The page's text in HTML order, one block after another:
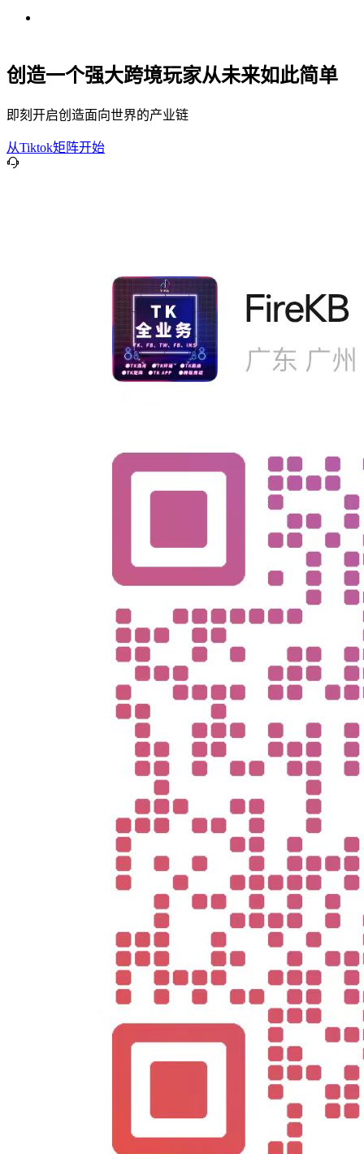
创造一个强大跨境玩家从未来如此简单
即刻开启创造面向世界的产业链
从Tiktok矩阵开始